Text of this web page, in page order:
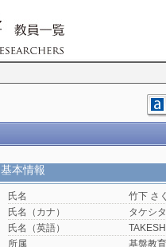
基本情報
氏名
竹下 さ
氏名（カナ）
タケシ
氏名（英語）
所属
基盤教